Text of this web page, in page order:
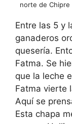
norte de
Entre las 5 y
ganaderos
quesería.
Fatma. Se
que la leche
Fatma vierte
Aquí se
Esta chapa